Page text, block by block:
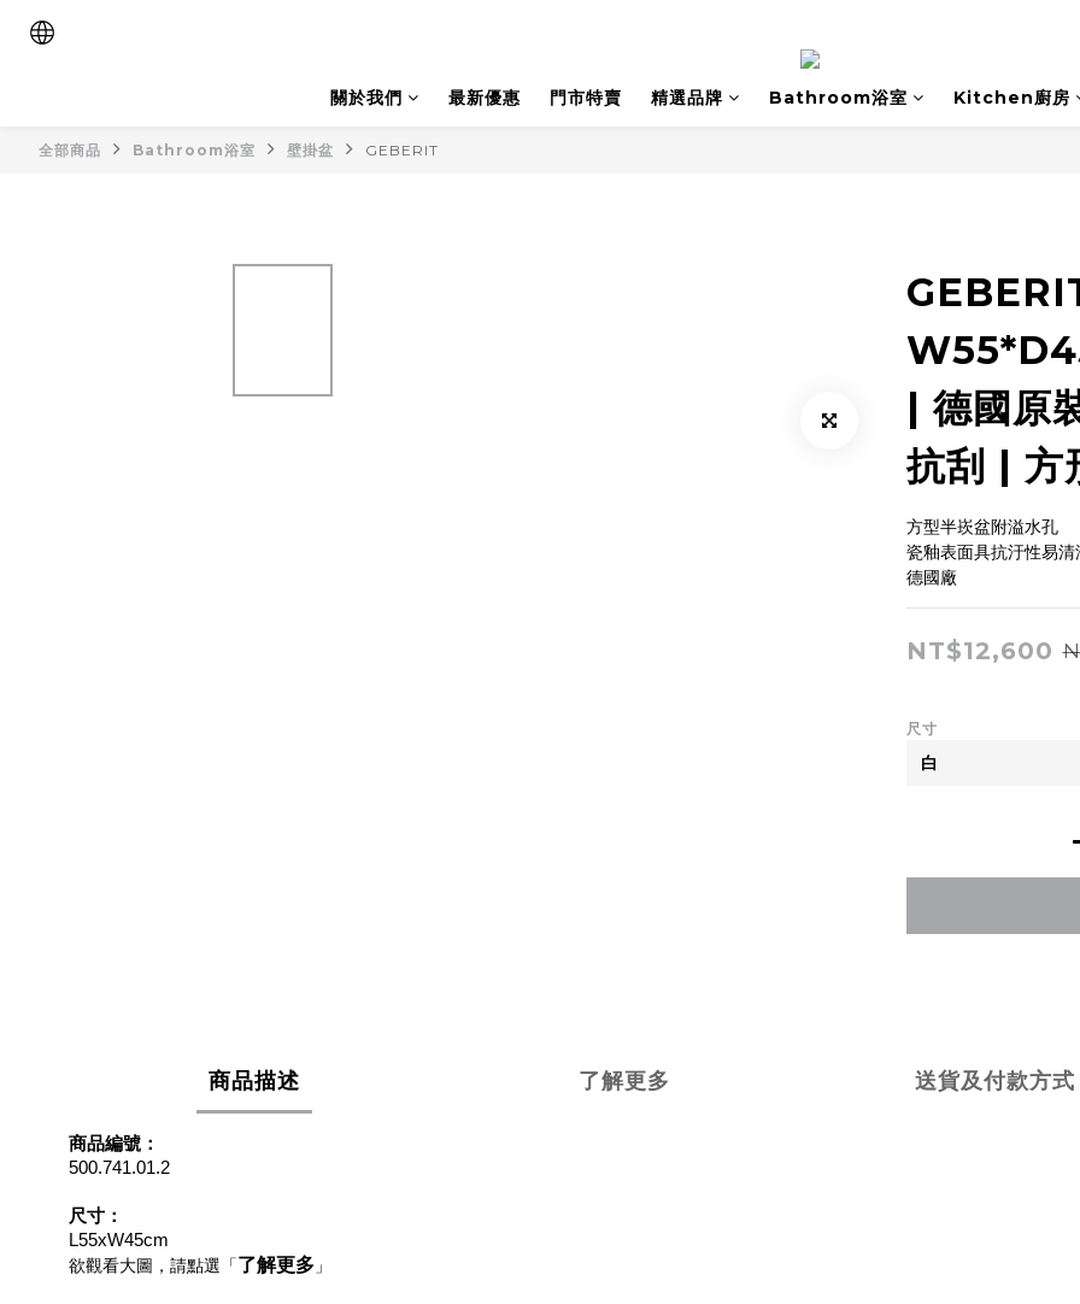
關於我們 最新優惠 門市特賣 精選品牌 Bathroom浴室 Kitchen廚房
全部商品 Bathroom浴室 壁掛盆 GEBERIT
| 德國原
抗刮 | 方
方型半崁盆附溢水孔
瓷釉表面具抗汙性易清
德國廠
NT$12,600
尺寸
商品描述 了解更多 送貨及付款方式
商品編號：
500.741.01.2
尺寸：
L55xW45cm
欲觀看大圖，請點選「了解更多 」